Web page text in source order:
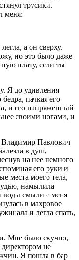
трусики.
меня:
а он сверху.
но это было даже
плату, если ты
Я до удивления
пачкая его
и его напряженный
своими ногами, и
Владимир Павлович
в душ,
на нее немного
его руки и
места моего тела,
намылила
воды смыли с меня
в махровое
и легла спать,
Мне было скучно,
директором не
Я пошла в бар